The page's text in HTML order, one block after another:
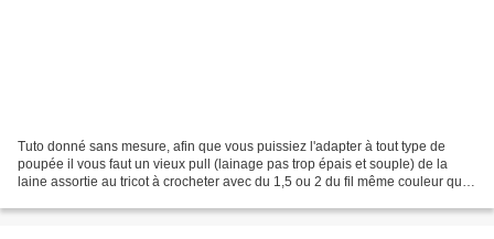
Tuto donné sans mesure, afin que vous puissiez l'adapter à tout type de
poupée il vous faut un vieux pull (lainage pas trop épais et souple) de la
laine assortie au tricot à crocheter avec du 1,5 ou 2 du fil même couleur que